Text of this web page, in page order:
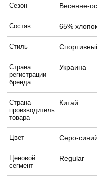
Сезон Весенне-
Состав 65%
Стиль
Страна
регистрации
бренда
Украина
Страна-
производитель
товара
Китай
Цвет Серо-
Ценовой
сегмент
Regular